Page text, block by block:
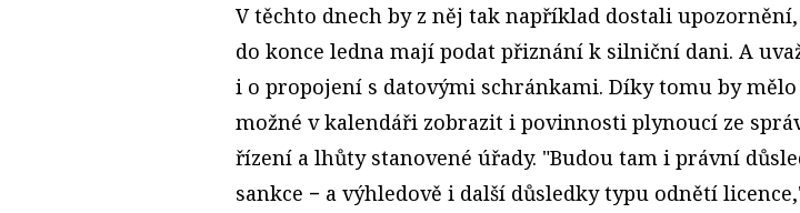
V těchto dnech by z něj tak například dostali upozornění,
do konce ledna mají podat přiznání k silniční dani. A
i o propojení s datovými schránkami. Díky tomu by
možné v kalendáři zobrazit i povinnosti plynoucí ze
řízení a lhůty stanovené úřady. "Budou tam i právní
sankce − a výhledově i další důsledky typu odnětí